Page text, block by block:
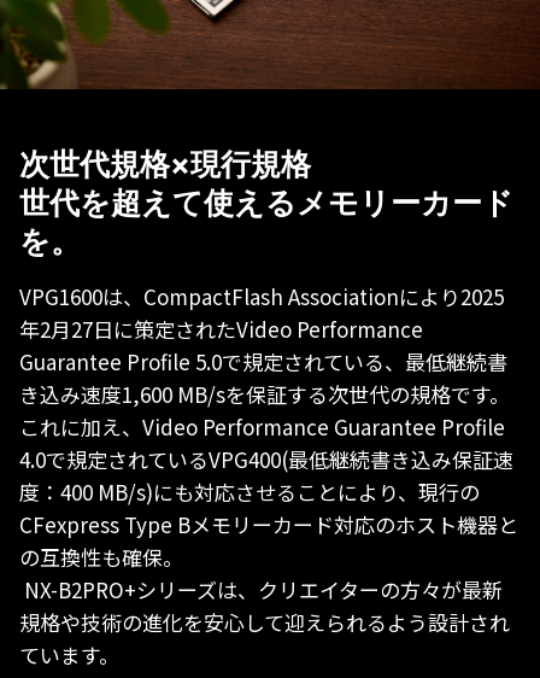
次世代規格×現行規格
世代を超えて使えるメモリーカード
を。
VPG1600は、CompactFlash Associationにより2025
年2月27日に策定されたVideo Performance
Guarantee Profile 5.0で規定されている、最低継続書
き込み速度1,600 MB/sを保証する次世代の規格です。
これに加え、Video Performance Guarantee Profile
4.0で規定されているVPG400(最低継続書き込み保証速
度：400 MB/s)にも対応させることにより、現行の
CFexpress Type Bメモリーカード対応のホスト機器と
の互換性も確保。
NX-B2PRO+シリーズは、クリエイターの方々が最新
規格や技術の進化を安心して迎えられるよう設計され
ています。